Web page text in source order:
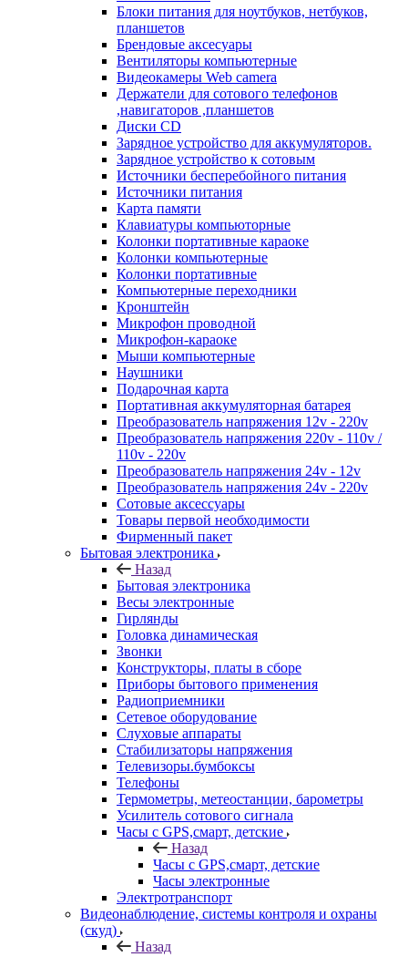
Блоки питания для ноутбуков, нетбуков,
планшетов
Брендовые аксесуары
Вентиляторы компьютерные
Видеокамеры Web camera
Держатели для сотового телефонов
,навигаторов ,планшетов
Диски CD
Зарядное устройство для аккумуляторов.
Зарядное устройство к сотовым
Источники бесперебойного питания
Источники питания
Карта памяти
Клавиатуры компьюторные
Колонки портативные караоке
Колонки компьютерные
Колонки портативные
Компьютерные переходники
Кронштейн
Микрофон проводной
Микрофон-караоке
Мыши компьютерные
Наушники
Подарочная карта
Портативная аккумуляторная батарея
Преобразователь напряжения 12v - 220v
Преобразователь напряжения 220v - 110v /
110v - 220v
Преобразователь напряжения 24v - 12v
Преобразователь напряжения 24v - 220v
Сотовые аксессуары
Товары первой необходимости
Фирменный пакет
Бытовая электроника
Назад
Бытовая электроника
Весы электронные
Гирлянды
Головка динамическая
Звонки
Конструкторы, платы в сборе
Приборы бытового применения
Радиоприемники
Сетевое оборудование
Слуховые аппараты
Стабилизаторы напряжения
Телевизоры.бумбоксы
Телефоны
Термометры, метеостанции, барометры
Усилитель сотового сигнала
Часы с GPS,смарт, детские
Назад
Часы с GPS,смарт, детские
Часы электронные
Электротранспорт
Видеонаблюдение, системы контроля и охраны
(скуд)
Назад